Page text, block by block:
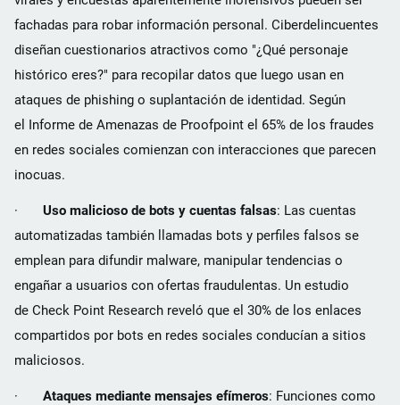
fachadas para robar información personal. Ciberdelincuentes
diseñan cuestionarios atractivos como "¿Qué personaje
histórico eres?" para recopilar datos que luego usan en
ataques de phishing o suplantación de identidad. Según
el Informe de Amenazas de Proofpoint el 65% de los fraudes
en redes sociales comienzan con interacciones que parecen
inocuas.
· Uso malicioso de bots y cuentas falsas: Las cuentas
automatizadas también llamadas bots y perfiles falsos se
emplean para difundir malware, manipular tendencias o
engañar a usuarios con ofertas fraudulentas. Un estudio
de Check Point Research reveló que el 30% de los enlaces
compartidos por bots en redes sociales conducían a sitios
maliciosos.
· Ataques mediante mensajes efímeros: Funciones como